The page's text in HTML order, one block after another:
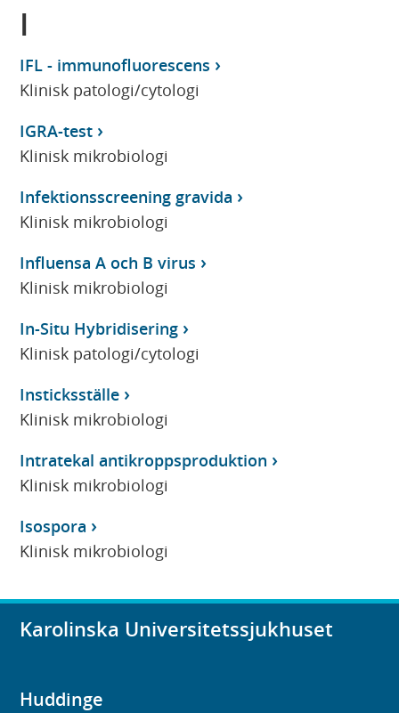
I
IFL - immunofluorescens
Klinisk patologi/cytologi
IGRA-test
Klinisk mikrobiologi
Infektionsscreening gravida
Klinisk mikrobiologi
Influensa A och B virus
Klinisk mikrobiologi
In-Situ Hybridisering
Klinisk patologi/cytologi
Insticksställe
Klinisk mikrobiologi
Intratekal antikroppsproduktion
Klinisk mikrobiologi
Isospora
Klinisk mikrobiologi
Karolinska Universitetssjukhuset
Huddinge